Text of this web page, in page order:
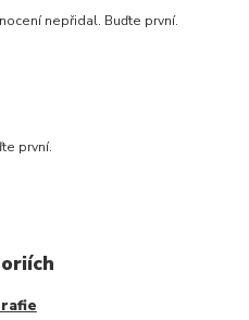
nepřidal. Buďte první.
první.